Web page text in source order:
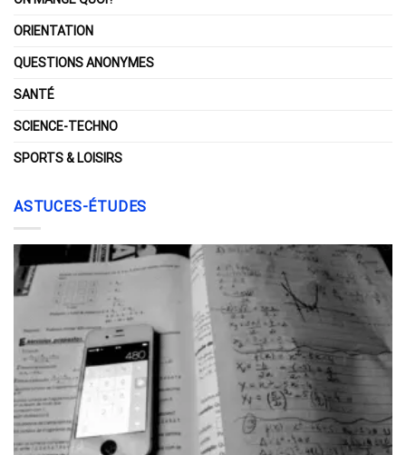
ORIENTATION
QUESTIONS ANONYMES
SANTÉ
SCIENCE-TECHNO
SPORTS & LOISIRS
ASTUCES-ÉTUDES